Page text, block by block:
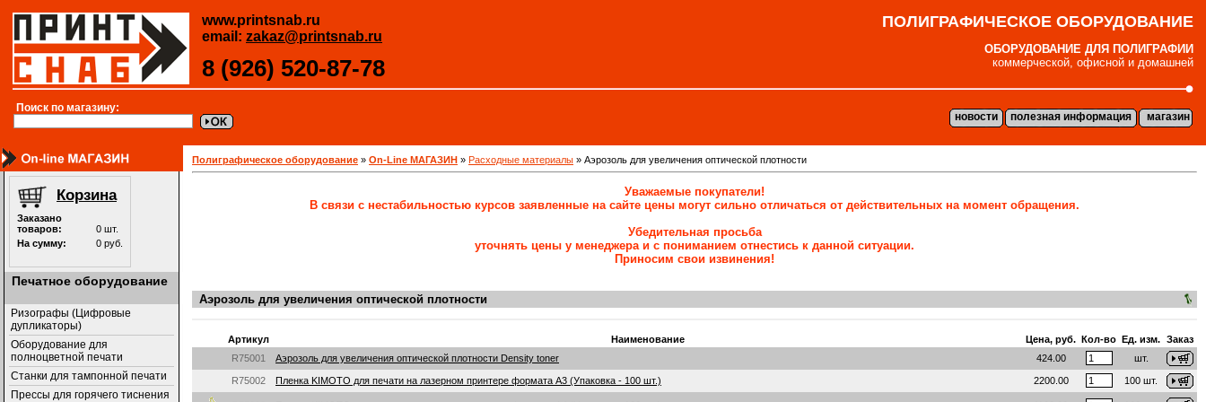
www.printsnab.ru
email: zakaz@printsnab.ru
8 (926) 520-87-78
ПОЛИГРАФИЧЕСКОЕ ОБОРУДОВАНИЕ
ОБОРУДОВАНИЕ ДЛЯ ПОЛИГРАФИИ
коммерческой, офисной и домашней
Поиск по магазину:
новости полезная информация магазин
Печатное оборудование
Ризографы (Цифровые
дупликаторы)
Оборудование для
полноцветной печати
Станки для тампонной печати
Прессы для горячего тиснения
Полиграфическое оборудование » On-Line МАГАЗИН » Расходные материалы » Аэрозоль для увеличения оптической плотности
Уважаемые покупатели!
В связи с нестабильностью курсов заявленные на сайте цены могут сильно отличаться от действительных на момент обращения.
Убедительная просьба
уточнять цены у менеджера и с пониманием отнестись к данной ситуации.
Приносим свои извинения!
Аэрозоль для увеличения оптической плотности
Артикул Наименование Цена, руб. Кол-во Ед. изм. Заказ
R75001
Аэрозоль для увеличения оптической плотности Density toner 424.00 шт.
R75002 Пленка KIMOTO для печати на лазерном принтере формата A3 (Упаковка - 100 шт.) 2200.00 100 шт.